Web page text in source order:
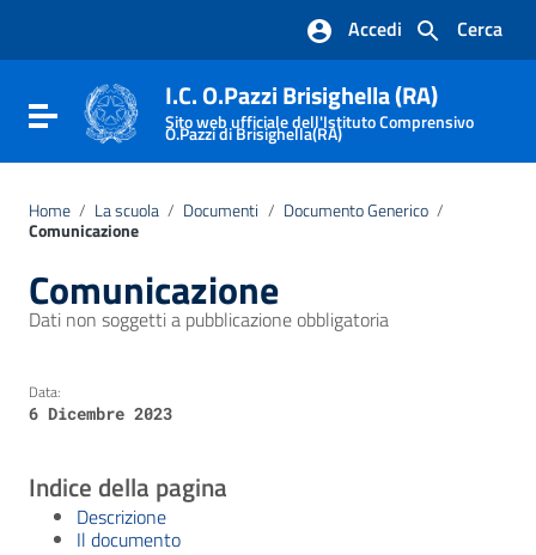
Vai al footer
Cerca
Accedi
Attiva / disattiva la navigazione
I.C. O.Pazzi Brisighella (RA)
Sito web ufficiale dell'Istituto Comprensivo
O.Pazzi di Brisighella(RA)
Home / La scuola / Documenti / Documento Generico /
Comunicazione
Comunicazione
Dati non soggetti a pubblicazione obbligatoria
Data:
6 Dicembre 2023
Indice della pagina
Descrizione
Il documento